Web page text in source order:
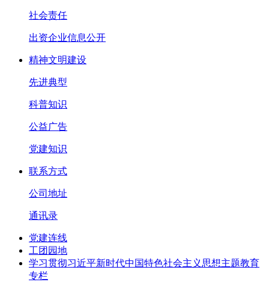
社会责任
出资企业信息公开
精神文明建设
先进典型
科普知识
公益广告
党建知识
联系方式
公司地址
通讯录
党建连线
工团园地
学习贯彻习近平新时代中国特色社会主义思想主题教育
专栏